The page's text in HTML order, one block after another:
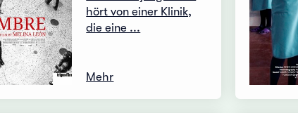
hört von einer Klinik,
die eine ...
Mehr